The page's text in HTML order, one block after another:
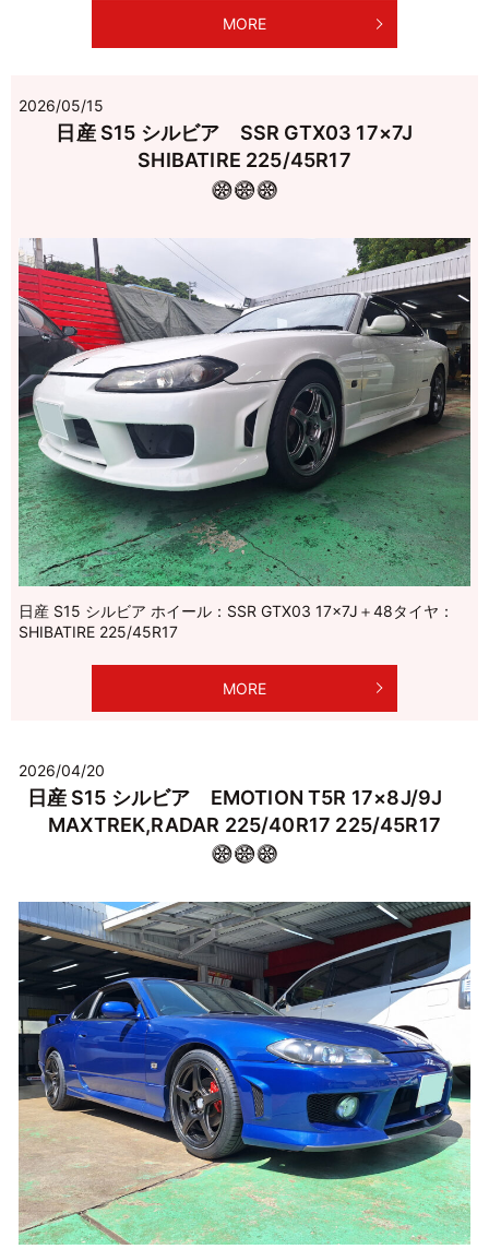
MORE
2026/05/15
日産 S15 シルビア SSR GTX03 17×7J
SHIBATIRE 225/45R17
日産 S15 シルビア ホイール：SSR GTX03 17×7J＋48タイヤ：
SHIBATIRE 225/45R17
MORE
2026/04/20
日産 S15 シルビア EMOTION T5R 17×8J/9J
MAXTREK,RADAR 225/40R17 225/45R17